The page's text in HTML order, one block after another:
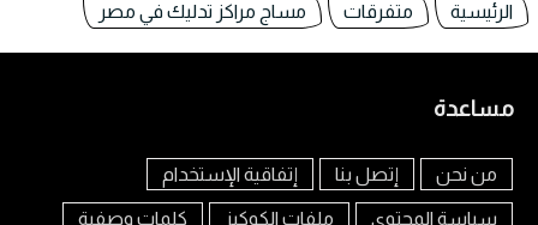
الرئيسية متفرقات مساج مراكز تدليك في مصر
مساعدة
من نحن إتصل بنا إتفاقية الإستخدام
سياسة المحتوى ملفات الكوكيز كلمات وصفية